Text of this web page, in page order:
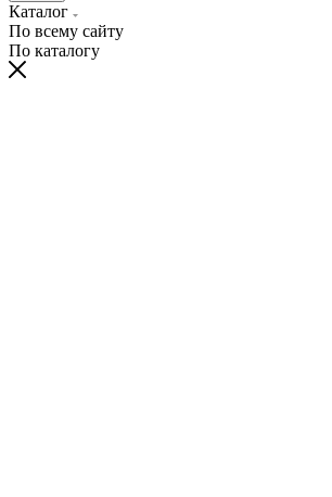
Каталог
По всему сайту
По каталогу